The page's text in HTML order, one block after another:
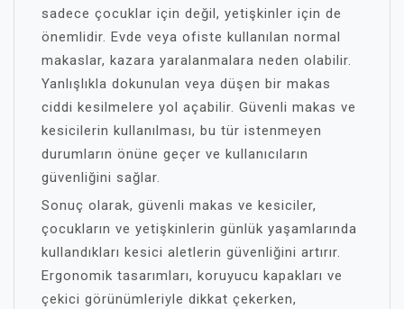
sadece çocuklar için değil, yetişkinler için de
önemlidir. Evde veya ofiste kullanılan normal
makaslar, kazara yaralanmalara neden olabilir.
Yanlışlıkla dokunulan veya düşen bir makas
ciddi kesilmelere yol açabilir. Güvenli makas ve
kesicilerin kullanılması, bu tür istenmeyen
durumların önüne geçer ve kullanıcıların
güvenliğini sağlar.
Sonuç olarak, güvenli makas ve kesiciler,
çocukların ve yetişkinlerin günlük yaşamlarında
kullandıkları kesici aletlerin güvenliğini artırır.
Ergonomik tasarımları, koruyucu kapakları ve
çekici görünümleriyle dikkat çekerken,